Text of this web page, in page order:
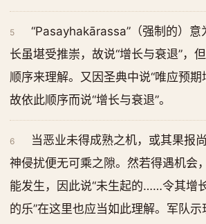
5
“Pasayhakārassa”（强制的）意
长虽堪受推崇，故说“增长与衰退”，
顺序来理解。又因圣典中说“唯应预期
故依此顺序而说“增长与衰退”。
6
当恶业未得成熟之机，或其果报
神侵扰便无可乘之隙。然若得遇机会
能发生，因此说“未生起的……令其增
的乐”在这里也应当如此理解。军队